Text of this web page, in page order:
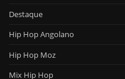
Destaque
Hip Hop Angolano
Hip Hop Moz
Mix Hip Hop